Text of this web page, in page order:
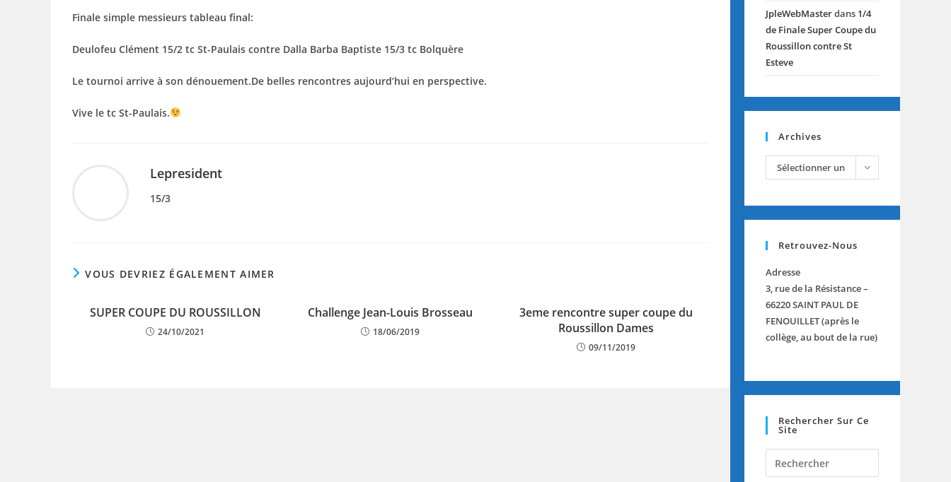
Finale simple messieurs tableau final:
Deulofeu Clément 15/2 tc St-Paulais contre Dalla Barba Baptiste 15/3 tc Bolquère
Le tournoi arrive à son dénouement.De belles rencontres aujourd’hui en perspective.
Vive le tc St-Paulais.
Lepresident
15/3
VOUS DEVRIEZ ÉGALEMENT AIMER
SUPER COUPE DU ROUSSILLON
24/10/2021
Challenge Jean-Louis Brosseau
18/06/2019
3eme rencontre super coupe du
Roussillon Dames
09/11/2019
JpleWebMasterdans 1/4
de Finale Super Coupe du
Roussillon contre St
Esteve
Archives
archives
Sélectionner un
Retrouvez-Nous
Adresse
3, rue de la Résistance –
66220 SAINT PAUL DE
FENOUILLET (après le
collège, au bout de la rue)
Rechercher Sur Ce
Site
Escape